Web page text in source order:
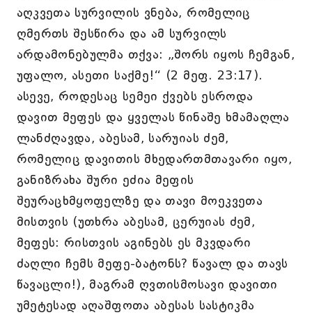
აღკვეთა სურვილის ვნება, რომელიც
ღმერთს შესწირა და ამ სურვილს
არდამონებულმა თქვა: „შორს იყოს ჩემგან,
უფალო, ასეთი საქმე!“ (2 მეფ. 23:17).
ასევე, როდესაც სემეი ქვებს ესროდა
დავით მეფეს და ყველას წინაშე ხმამაღლა
ლანძღავდა, აბესამ, სარუიას ძემ,
რომელიც დავითის მხედართმთავარი იყო,
განიზრახა შური ეძია მეფის
შეურაცხმყოფელზე და თავი მოეკვეთა
მისთვის (უთხრა აბესამ, ცერუიას ძემ,
მეფეს: რისთვის აგინებს ეს მკვდარი
ძაღლი ჩემს მეფე-ბატონს? წავალ და თავს
წავაცლი!), მაგრამ ღვთისმოსავი დავითი
უმეტესად აღაშფოთა აბესას სასტიკმა